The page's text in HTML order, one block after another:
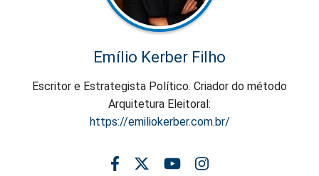
Emílio Kerber Filho
Escritor e Estrategista Político. Criador do método
Arquitetura Eleitoral:
https://emiliokerber.com.br/